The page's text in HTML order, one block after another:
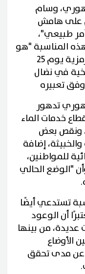
وسام
على هامش
طبيعي"،
المناسبة "هو
الأمر غير الطبيعي"، بالنظر إلى رمزية يوم 25
في نضال
تعبيره
تدهور
خدمات الماء
ونقص بعض
إضافة
للمواطنين،
"الوضع الحالي
تستدعي أيضًا
25 جويلية 2021، معتبرًا أن الوعود
عديدة، من بينها
الأوضاع
عن مدى تحقق